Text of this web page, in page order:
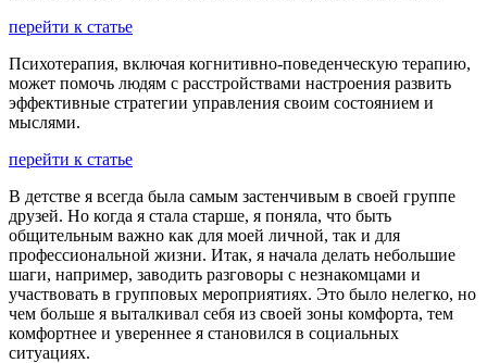
перейти к статье
Психотерапия, включая когнитивно-поведенческую терапию,
может помочь людям с расстройствами настроения развить
эффективные стратегии управления своим состоянием и
мыслями.
перейти к статье
В детстве я всегда была самым застенчивым в своей группе
друзей. Но когда я стала старше, я поняла, что быть
общительным важно как для моей личной, так и для
профессиональной жизни. Итак, я начала делать небольшие
шаги, например, заводить разговоры с незнакомцами и
участвовать в групповых мероприятиях. Это было нелегко, но
чем больше я выталкивал себя из своей зоны комфорта, тем
комфортнее и увереннее я становился в социальных
ситуациях.